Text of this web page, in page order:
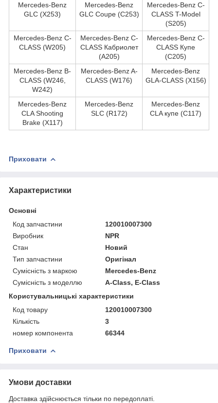
Mercedes-Benz
GLC (X253)
Mercedes-Benz
GLC Coupe (C253)
Mercedes-Benz C-
CLASS T-Model
(S205)
Mercedes-Benz C-
CLASS (W205)
Mercedes-Benz C-
CLASS Кабриолет
(A205)
Mercedes-Benz C-
CLASS Купе
(C205)
Mercedes-Benz B-
CLASS (W246,
W242)
Mercedes-Benz A-
CLASS (W176)
Mercedes-Benz
GLA-CLASS (X156)
Mercedes-Benz
CLA Shooting
Brake (X117)
Mercedes-Benz
SLC (R172)
Mercedes-Benz
CLA купе (C117)
Приховати
Характеристики
Основні
Код запчастини
120010007300
Виробник
NPR
Стан
Новий
Тип запчастини
Оригінал
Сумісність з маркою
Mercedes-Benz
Сумісність з моделлю
A-Class, E-Class
Користувальницькі характеристики
Код товару
120010007300
Кількість
3
номер компонента
66344
Приховати
Умови доставки
Доставка здійснюється тільки по передоплаті.